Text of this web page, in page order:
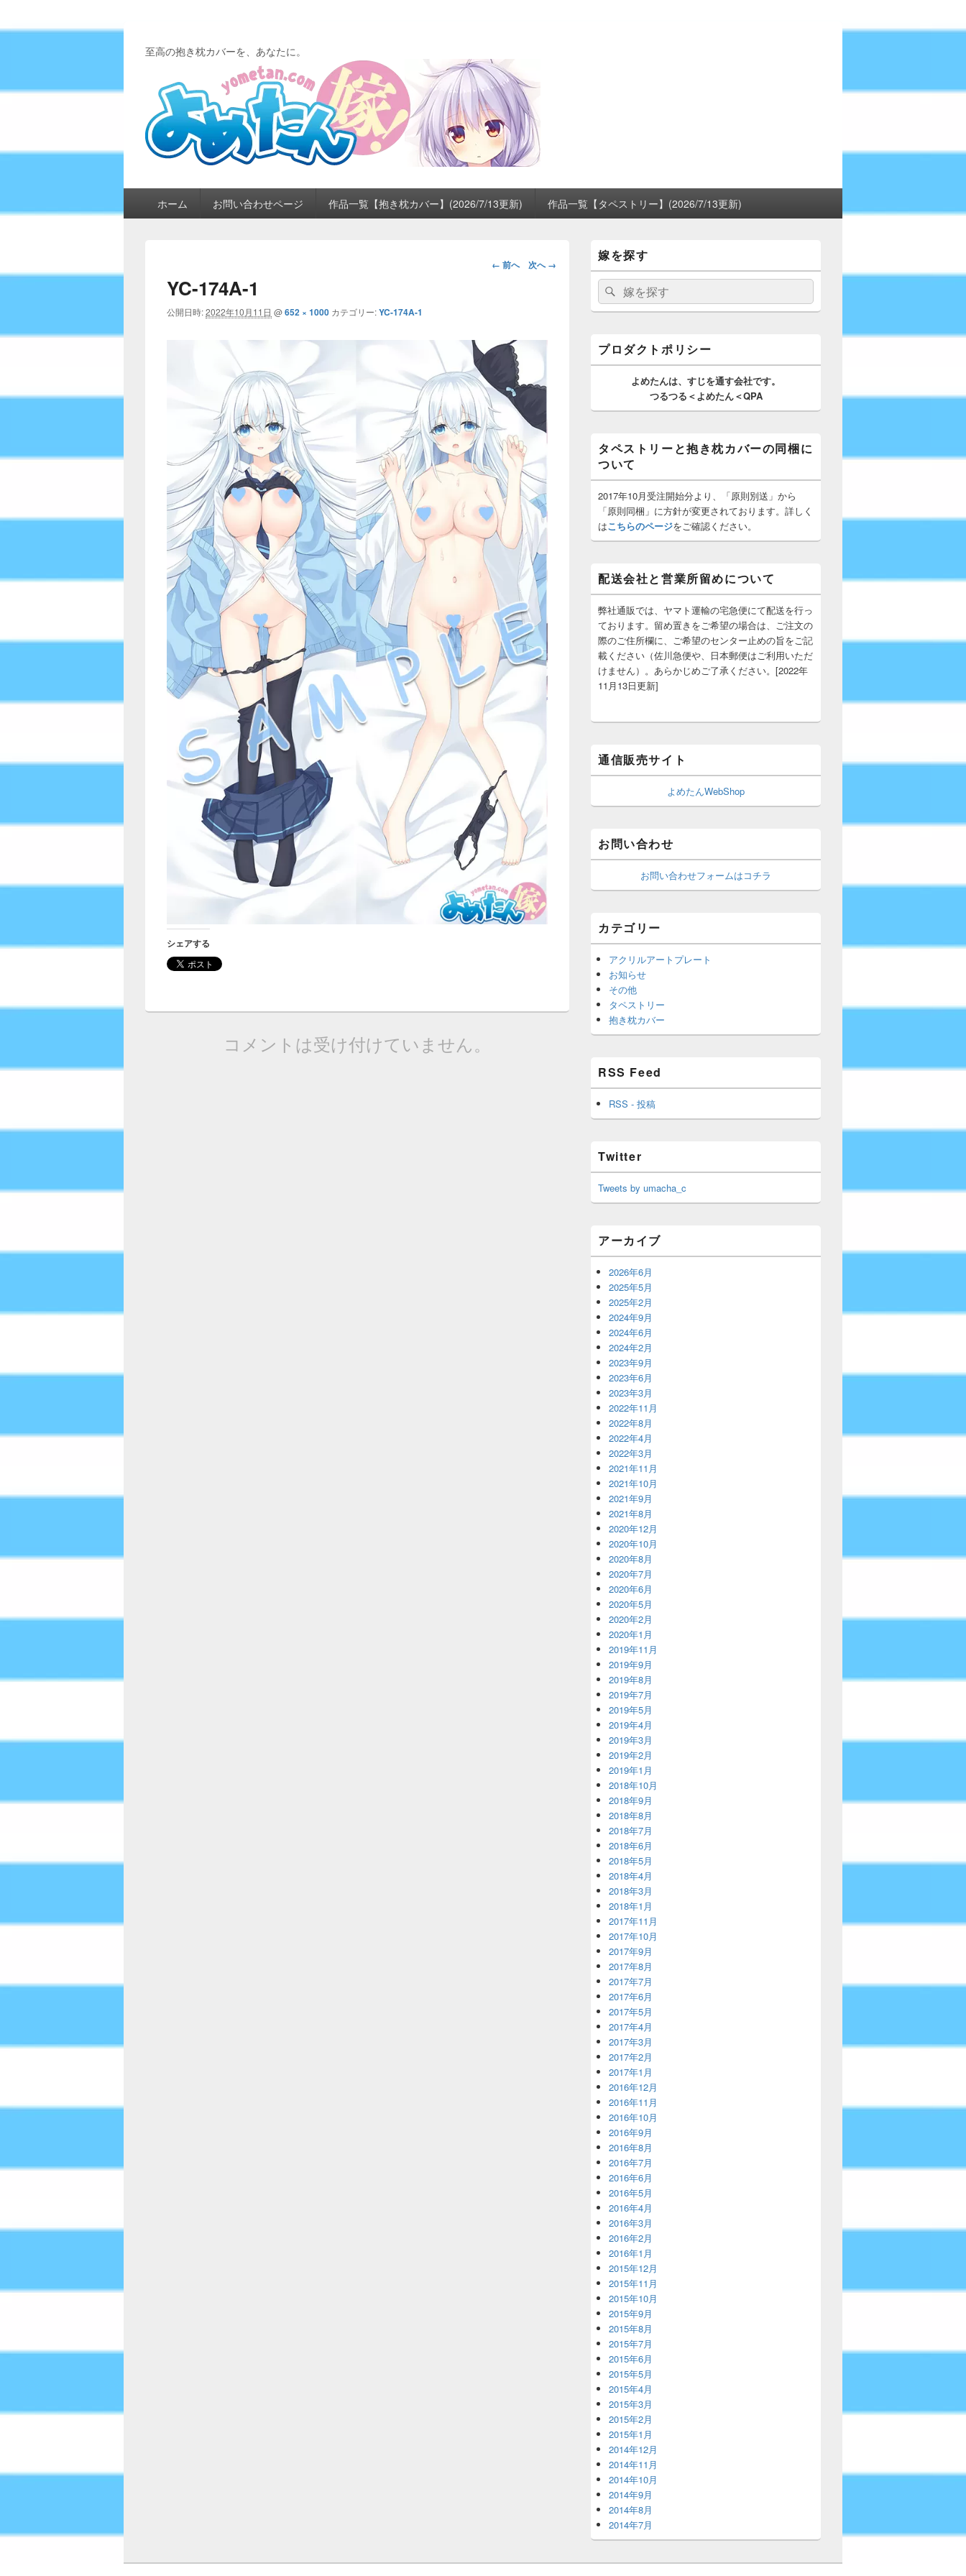
至高の抱き枕カバーを、あなたに。
イ
ュ
ホーム お問い合わせページ 作品一覧【抱き枕カバー】(2026/7/13更新) 作品一覧【タペストリー】(2026/7/13更新)
画
ー
ン
← 前へ 次へ →
YC-174A-1
公開日時:2022年10月11日 @652 × 1000 カテゴリー:YC-174A-1
シェアする
コメントは受け付けていません。
イ
ン
サ
ド
ウ
ィ
ト
ア
嫁を探す
検
索:
検
索
プロダクトポリシー
よめたんは、 すじを通す会社です。
つるつる＜よめたん＜QPA
タペストリーと抱き枕カバーの同梱に
ついて
2017年10月受注開始分より、「原則別送」から
「原則同梱」に方針が変更されております。詳しく
はこちらのページをご確認ください。
配送会社と営業所留めについて
弊社通販では、ヤマト運輸の宅急便にて配送を行っ
ております。留め置きをご希望の場合は、ご注文の
際のご住所欄に、ご希望のセンター止めの旨をご記
載ください（佐川急便や、日本郵便はご利用いただ
けません）。あらかじめご了承ください。[2022年
11月13日更新]
通信販売サイト
よめたんWebShop
お問い合わせ
お問い合わせフォームはコチラ
カテゴリー
アクリルアートプレート
お知らせ
その他
タペストリー
抱き枕カバー
RSS Feed
RSS - 投稿
Twitter
Tweets by umacha_c
アーカイブ
2026年6月
2025年5月
2025年2月
2024年9月
2024年6月
2024年2月
2023年9月
2023年6月
2023年3月
2022年11月
2022年8月
2022年4月
2022年3月
2021年11月
2021年10月
2021年9月
2021年8月
2020年12月
2020年10月
2020年8月
2020年7月
2020年6月
2020年5月
2020年2月
2020年1月
2019年11月
2019年9月
2019年8月
2019年7月
2019年5月
2019年4月
2019年3月
2019年2月
2019年1月
2018年10月
2018年9月
2018年8月
2018年7月
2018年6月
2018年5月
2018年4月
2018年3月
2018年1月
2017年11月
2017年10月
2017年9月
2017年8月
2017年7月
2017年6月
2017年5月
2017年4月
2017年3月
2017年2月
2017年1月
2016年12月
2016年11月
2016年10月
2016年9月
2016年8月
2016年7月
2016年6月
2016年5月
2016年4月
2016年3月
2016年2月
2016年1月
2015年12月
2015年11月
2015年10月
2015年9月
2015年8月
2015年7月
2015年6月
2015年5月
2015年4月
2015年3月
2015年2月
2015年1月
2014年12月
2014年11月
2014年10月
2014年9月
2014年8月
2014年7月